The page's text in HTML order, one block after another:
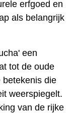
erfgoed en
als belangrijk
een
tot de oude
betekenis die
weerspiegelt.
van de rijke